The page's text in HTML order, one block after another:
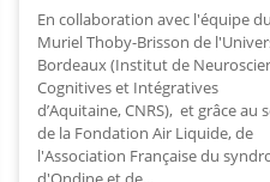
En collaboration avec l'équipe
Muriel Thoby-Brisson de
Bordeaux (Institut de
Cognitives et Intégratives
d’Aquitaine, CNRS), et grâce au
de la Fondation Air Liquide, de
l'Association Française du